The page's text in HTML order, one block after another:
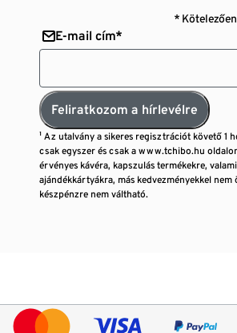
*
E-mail cím*
Feliratkozom a hírlevélre
¹ Az utalvány a sikeres regisztrációt követő 1
csak egyszer és csak a www.tchibo.hu
érvényes kávéra, kapszulás termékekre,
ajándékkártyákra, más kedvezményekkel nem
készpénzre nem váltható.